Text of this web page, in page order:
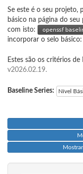
Se este é o seu projeto,
básico na página do
com isto:
incorporar o selo básico:
Estes são os critérios de
v2026.02.19.
Baseline Series: Nível